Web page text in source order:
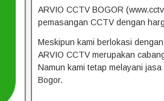
ARVIO CCTV BOGOR
pemasangan CCTV dengan
Meskipun kami berlokasi
ARVIO CCTV merupakan
Namun kami tetap melayani
Bogor.